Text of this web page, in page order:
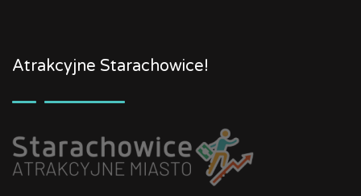
Atrakcyjne Starachowice!